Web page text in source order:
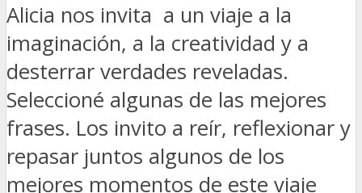
Alicia nos invita a un viaje a la
imaginación, a la creatividad y a
desterrar verdades reveladas.
Seleccioné algunas de las mejores
frases. Los invito a reír, reflexionar y
repasar juntos algunos de los
mejores momentos de este viaje